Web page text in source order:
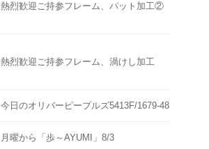
熱烈歓迎ご持参フレーム、パット加工②
熱烈歓迎ご持参フレーム、渦けし加工
今日のオリバーピープルズ5413F/1679-48
月曜から「歩～AYUMI」8/3